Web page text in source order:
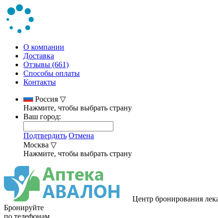
О компании
Доставка
Отзывы (661)
Способы оплаты
Контакты
Россия ▽
Нажмите, чтобы выбрать страну
Ваш город:
Подтвердить Отмена
Москва ▽
Нажмите, чтобы выбрать страну
Центр бронирования
Бронируйте
по телефонам